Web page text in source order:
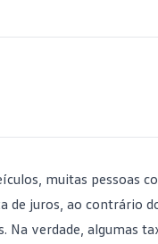
, muitas pessoas
juros, ao contrário
verdade, algumas